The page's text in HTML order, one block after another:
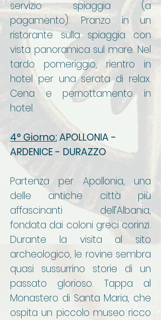
servizio spiaggia (a
pagamento). Pranzo in un
ristorante sulla spiaggia con
vista panoramica sul mare. Nel
tardo pomeriggio, rientro in
hotel per una serata di relax.
Cena e pernottamento in
hotel.
4° Giorno:APOLLONIA -
ARDENICE - DURAZZO
Partenza per Apollonia, una
delle antiche città più
affascinanti dell’Albania,
fondata dai coloni greci corinzi.
Durante la visita al sito
archeologico, le rovine sembra
quasi sussurrino storie di un
passato glorioso. Tappa al
Monastero di Santa Maria, che
ospita un piccolo museo ricco